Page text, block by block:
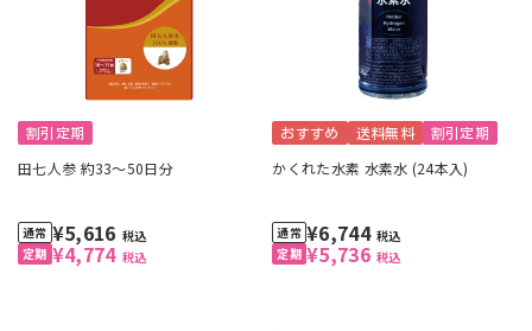
割引定期
田七人参 約33～50日分
¥4,774 税込
¥5,616 税込
おすすめ 送料無料 割引定期
かくれた水素 水素水 (24本入)
¥5,736 税込
¥6,744 税込